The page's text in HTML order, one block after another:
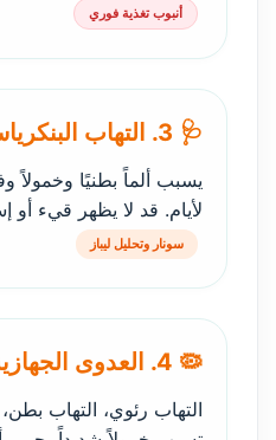
أنبوب تغذية فوري
🩺 3. التهاب البنكرياس المزمن أو الحاد
يسبب ألماً بطنيًا وخمولاً
لأيام. قد لا يظهر قيء أو
سونار وتحليل ليباز
🦠 4. العدوى الجهازية أو الإنتان
التهاب رئوي، التهاب